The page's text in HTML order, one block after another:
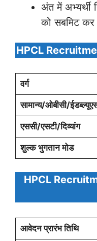
अंत में अभ्यर्थी
को सबमिट कर
HPCL
वर्ग
सामान्य/ओबीसी/
एससी/एसटी/दिव्यांग
शुल्क भुगतान मोड
HPCL
आवेदन प्रारंभ तिथि